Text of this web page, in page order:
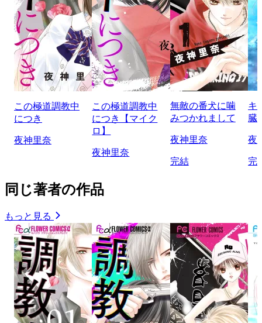
この極道調教中
につき
夜神里奈
この極道調教中
につき【マイク
ロ】
夜神里奈
無敵の番犬に噛
みつかれまして
夜神里奈
完結
キ
臓
夜
完
同じ著者の作品
もっと見る